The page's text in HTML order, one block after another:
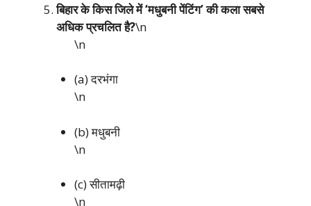
बिहार के किस जिले में ‘मधुबनी पेंटिंग’ की कला सबसे
अधिक प्रचलित है?\n
\n
(a) दरभंगा
\n
(b) मधुबनी
\n
(c) सीतामढ़ी
\n